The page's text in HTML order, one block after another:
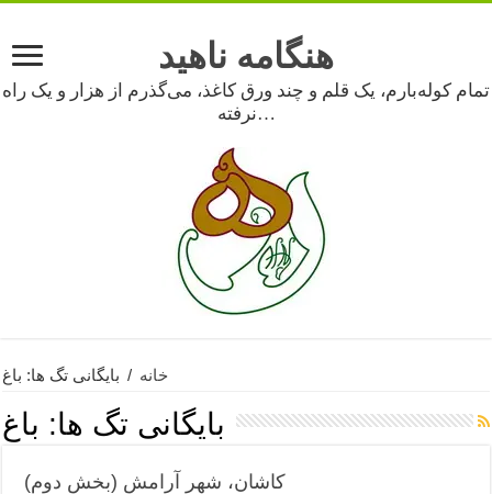
هنگامه ناهید
تمام کوله‌بارم، یک قلم و چند ورق کاغذ، می‌گذرم از هزار و یک راه
نرفته…
خانه / بایگانی تگ ها: باغ
بایگانی تگ ها: باغ
کاشان، شهر آرامش (بخش دوم)